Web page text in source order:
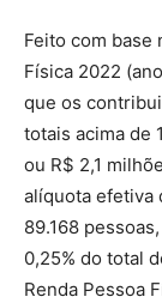
Feito com base
Física 2022
que os
totais acima de
ou R$ 2,1
alíquota efetiva
89.168
0,25% do total
Renda Pessoa